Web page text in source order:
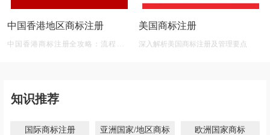
中国香港地区商标注册
中国香港商标注册全攻略：流程、材
美国商标注册
深入解析美国商标注册及管理要点
知识推荐
国际商标注册 亚洲国家/地区商标 欧洲国家商标